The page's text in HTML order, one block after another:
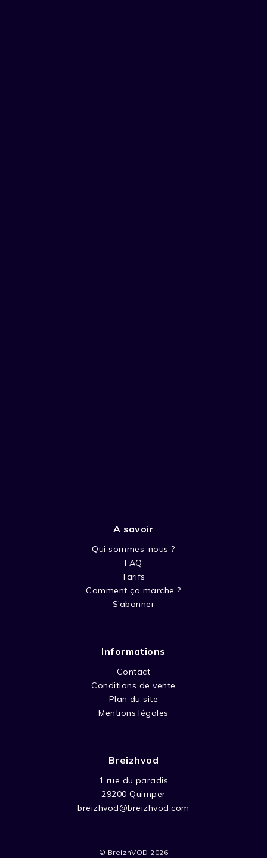
A savoir
Qui sommes-nous ?
FAQ
Tarifs
Comment ça marche ?
S’abonner
Informations
Contact
Conditions de vente
Plan du site
Mentions légales
Breizhvod
1 rue du paradis
29200 Quimper
breizhvod@breizhvod.com
© BreizhVOD 2026